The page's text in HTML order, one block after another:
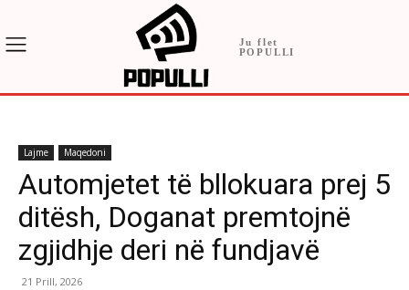
Ju flet
POPULLI
Lajme Maqedoni
Automjetet të bllokuara prej 5
ditësh, Doganat premtojnë
zgjidhje deri në fundjavë
21 Prill, 2026